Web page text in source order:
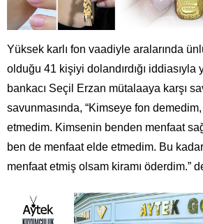
Yüksek karlı fon vaadiyle aralarında
olduğu 41 kişiyi dolandırdığı iddiasıyla
bankacı Seçil Erzan mütalaaya karşı
savunmasında, “Kimseye fon
etmedim. Kimsenin benden menfaat
ben de menfaat elde etmedim. Bu
menfaat etmiş olsam kiramı öderdim.”